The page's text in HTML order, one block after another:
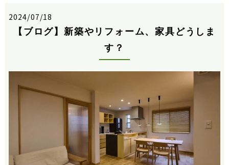
2024/07/18
【ブログ】新築やリフォーム、家具どうしま
す？